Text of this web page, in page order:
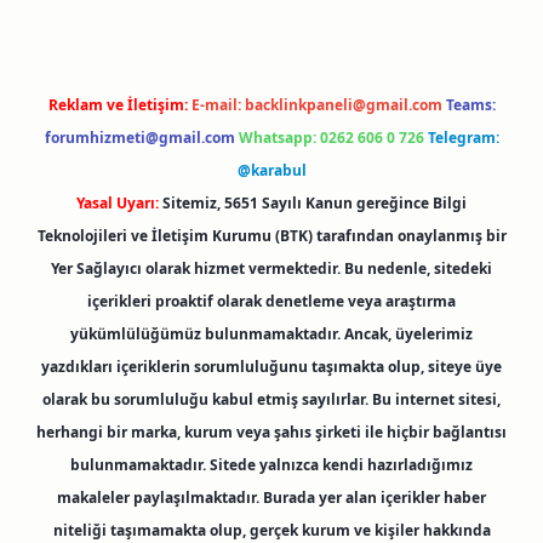
Reklam ve İletişim: E-mail: backlinkpaneli@gmail.com Teams:
forumhizmeti@gmail.com Whatsapp: 0262 606 0 726 Telegram:
@karabul
Yasal Uyarı:Sitemiz, 5651 Sayılı Kanun gereğince Bilgi
Teknolojileri ve İletişim Kurumu (BTK) tarafından onaylanmış bir
Yer Sağlayıcı olarak hizmet vermektedir. Bu nedenle, sitedeki
içerikleri proaktif olarak denetleme veya araştırma
yükümlülüğümüz bulunmamaktadır. Ancak, üyelerimiz
yazdıkları içeriklerin sorumluluğunu taşımakta olup, siteye üye
olarak bu sorumluluğu kabul etmiş sayılırlar. Bu internet sitesi,
herhangi bir marka, kurum veya şahıs şirketi ile hiçbir bağlantısı
bulunmamaktadır. Sitede yalnızca kendi hazırladığımız
makaleler paylaşılmaktadır. Burada yer alan içerikler haber
niteliği taşımamakta olup, gerçek kurum ve kişiler hakkında